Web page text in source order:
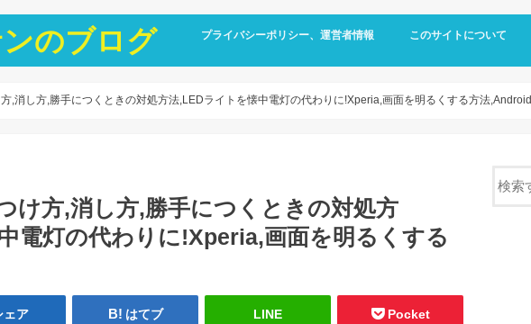
のブログ プライバシーポリシー、運営者情報 このサイトについて
,消し方,勝手につくときの対処方法,LEDライトを懐中電灯の代わりに!Xperia,画面を明るくする方法,Android
け方,消し方,勝手につくときの対処方
電灯の代わりに!Xperia,画面を明るくする
ェア はてブ LINE Pocket